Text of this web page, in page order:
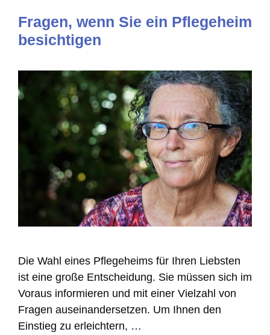
Fragen, wenn Sie ein Pflegeheim
besichtigen
Die Wahl eines Pflegeheims für Ihren Liebsten
ist eine große Entscheidung. Sie müssen sich im
Voraus informieren und mit einer Vielzahl von
Fragen auseinandersetzen. Um Ihnen den
Einstieg zu erleichtern, …